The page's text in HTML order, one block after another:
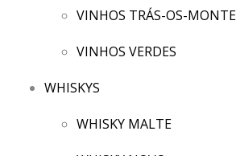
VINHOS TRÁS-OS-
VINHOS VERDES
WHISKYS
WHISKY MALTE